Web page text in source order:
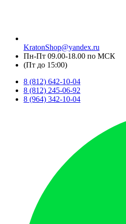
KratonShop@yandex.ru
Пн-Пт 09.00-18.00 по МСК
(Пт до 15:00)
8 (812) 642-10-04
8 (812) 245-06-92
8 (964) 342-10-04